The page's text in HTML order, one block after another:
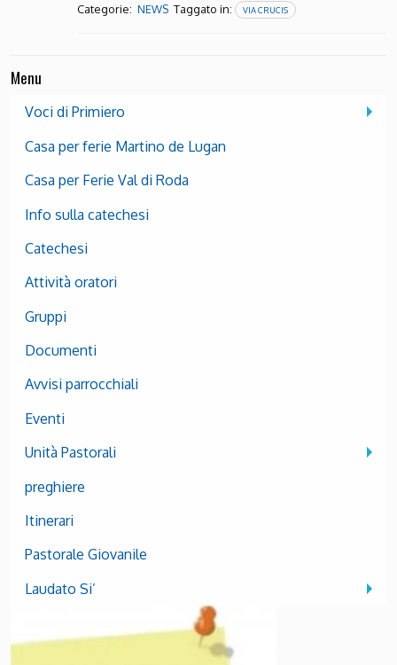
Categorie: NEWS Taggato in: VIA CRUCIS
Menu
Voci di Primiero
Casa per ferie Martino de Lugan
Casa per Ferie Val di Roda
Info sulla catechesi
Catechesi
Attività oratori
Gruppi
Documenti
Avvisi parrocchiali
Eventi
Unità Pastorali
preghiere
Itinerari
Pastorale Giovanile
Laudato Si’